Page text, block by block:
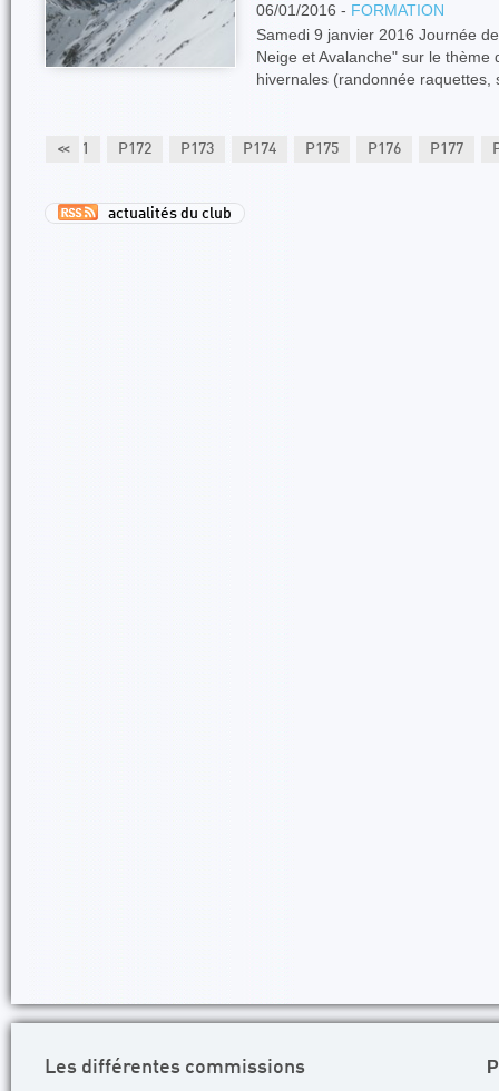
06/01/2016 - FORMATION
Samedi 9 janvier 2016 Journée
Neige et Avalanche" sur le
hivernales (randonnée raquettes,
<<
P171 P172 P173 P174 P175 P176 P177
actualités du club
Les différentes commissions